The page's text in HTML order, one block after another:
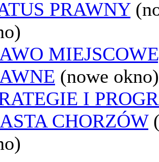
PRAWNY
(nowe okno)
I
CHORZÓW